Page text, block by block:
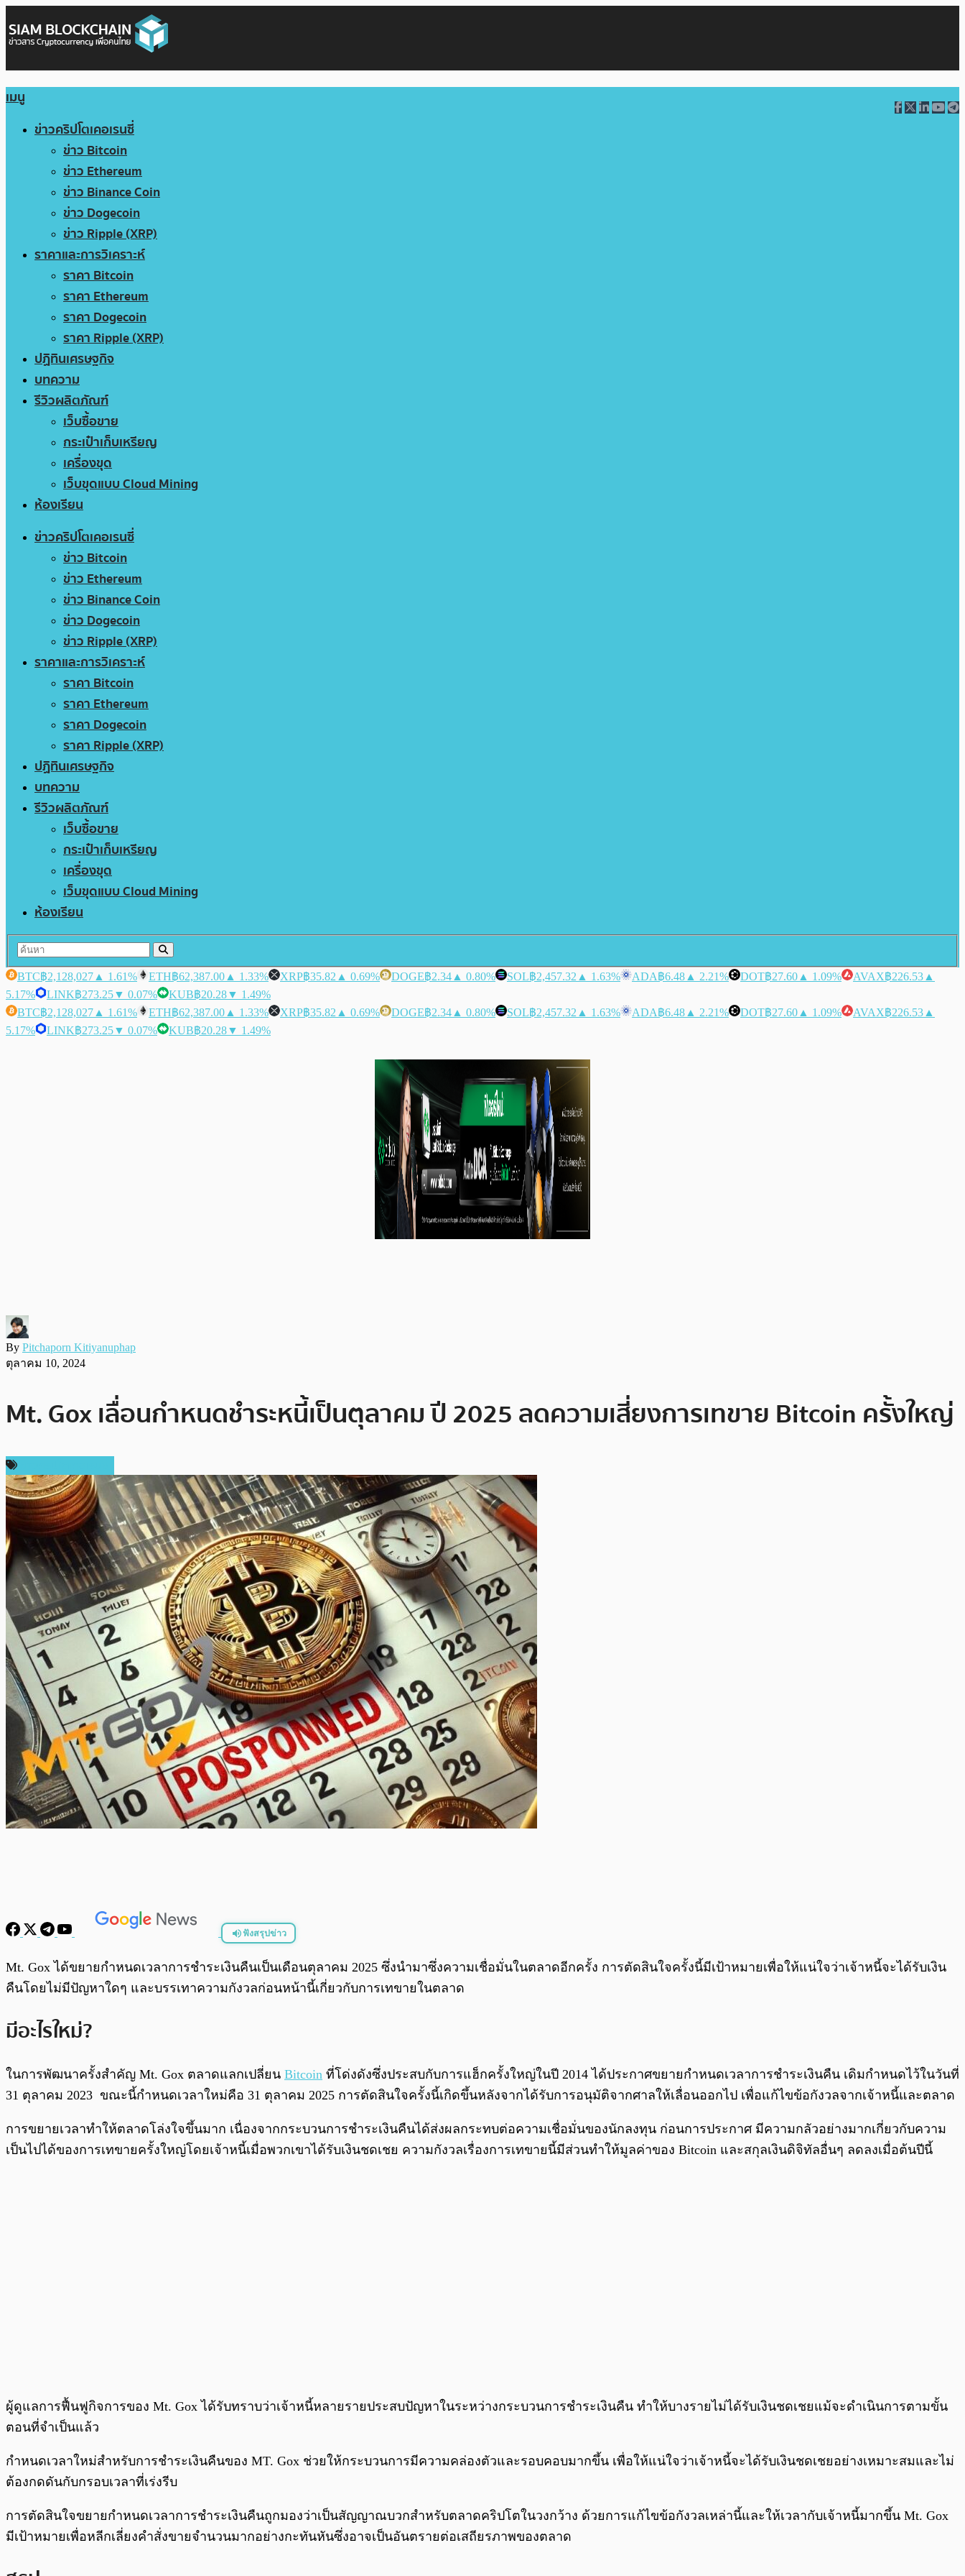
เมนู
ข่าวคริปโตเคอเรนซี่
ข่าว Bitcoin
ข่าว Ethereum
ข่าว Binance Coin
ข่าว Dogecoin
ข่าว Ripple (XRP)
ราคาและการวิเคราะห์
ราคา Bitcoin
ราคา Ethereum
ราคา Dogecoin
ราคา Ripple (XRP)
ปฏิทินเศรษฐกิจ
บทความ
รีวิวผลิตภัณฑ์
เว็บซื้อขาย
กระเป๋าเก็บเหรียญ
เครื่องขุด
เว็บขุดแบบ Cloud Mining
ห้องเรียน
ข่าวคริปโตเคอเรนซี่
ข่าว Bitcoin
ข่าว Ethereum
ข่าว Binance Coin
ข่าว Dogecoin
ข่าว Ripple (XRP)
ราคาและการวิเคราะห์
ราคา Bitcoin
ราคา Ethereum
ราคา Dogecoin
ราคา Ripple (XRP)
ปฏิทินเศรษฐกิจ
บทความ
รีวิวผลิตภัณฑ์
เว็บซื้อขาย
กระเป๋าเก็บเหรียญ
เครื่องขุด
เว็บขุดแบบ Cloud Mining
ห้องเรียน
BTC฿2,128,027 ▲ 1.61% ETH฿62,387.00 ▲ 1.33% XRP฿35.82 ▲ 0.69% DOGE฿2.34 ▲ 0.80% SOL฿2,457.32 ▲ 1.63% ADA฿6.48 ▲ 2.21% DOT฿27.60 ▲ 1.09% AVAX฿226.53 ▲
5.17%
LINK฿273.25▼ 0.07% KUB฿20.28▼ 1.49%
BTC฿2,128,027 ▲ 1.61% ETH฿62,387.00 ▲ 1.33% XRP฿35.82 ▲ 0.69% DOGE฿2.34 ▲ 0.80% SOL฿2,457.32 ▲ 1.63% ADA฿6.48 ▲ 2.21% DOT฿27.60 ▲ 1.09% AVAX฿226.53 ▲
5.17%
LINK฿273.25▼ 0.07% KUB฿20.28▼ 1.49%
By Pitchaporn Kitiyanuphap
ตุลาคม 10, 2024
Mt. Gox เลื่อนกำหนดชำระหนี้เป็นตุลาคม ปี 2025 ลดความเสี่ยงการเทขาย Bitcoin ครั้งใหญ่
ฟังสรุปข่าว
พร้อมเล่น 0:00/ 0:00
Mt. Gox ได้ขยายกำหนดเวลาการชำระเงินคืนเป็นเดือนตุลาคม 2025 ซึ่งนำมาซึ่งความเชื่อมั่นในตลาดอีกครั้ง การตัดสินใจครั้งนี้มีเป้าหมายเพื่อให้แน่ใจว่าเจ้าหนี้จะได้รับเงิน
คืนโดยไม่มีปัญหาใดๆ และบรรเทาความกังวลก่อนหน้านี้เกี่ยวกับการเทขายในตลาด
มีอะไรใหม่?
ในการพัฒนาครั้งสำคัญ Mt. Gox ตลาดแลกเปลี่ยน Bitcoin ที่โด่งดังซึ่งประสบกับการแฮ็กครั้งใหญ่ในปี 2014 ได้ประกาศขยายกำหนดเวลาการชำระเงินคืน เดิมกำหนดไว้ในวันที่
31 ตุลาคม 2023 ขณะนี้กำหนดเวลาใหม่คือ 31 ตุลาคม 2025 การตัดสินใจครั้งนี้เกิดขึ้นหลังจากได้รับการอนุมัติจากศาลให้เลื่อนออกไป เพื่อแก้ไขข้อกังวลจากเจ้าหนี้และตลาด
การขยายเวลาทำให้ตลาดโล่งใจขึ้นมาก เนื่องจากกระบวนการชำระเงินคืนได้ส่งผลกระทบต่อความเชื่อมั่นของนักลงทุน ก่อนการประกาศ มีความกลัวอย่างมากเกี่ยวกับความ
เป็นไปได้ของการเทขายครั้งใหญ่โดยเจ้าหนี้เมื่อพวกเขาได้รับเงินชดเชย ความกังวลเรื่องการเทขายนี้มีส่วนทำให้มูลค่าของ Bitcoin และสกุลเงินดิจิทัลอื่นๆ ลดลงเมื่อต้นปีนี้
ผู้ดูแลการฟื้นฟูกิจการของ Mt. Gox ได้รับทราบว่าเจ้าหนี้หลายรายประสบปัญหาในระหว่างกระบวนการชำระเงินคืน ทำให้บางรายไม่ได้รับเงินชดเชยแม้จะดำเนินการตามขั้น
ตอนที่จำเป็นแล้ว
กำหนดเวลาใหม่สำหรับการชำระเงินคืนของ MT. Gox ช่วยให้กระบวนการมีความคล่องตัวและรอบคอบมากขึ้น เพื่อให้แน่ใจว่าเจ้าหนี้จะได้รับเงินชดเชยอย่างเหมาะสมและไม่
ต้องกดดันกับกรอบเวลาที่เร่งรีบ
การตัดสินใจขยายกำหนดเวลาการชำระเงินคืนถูกมองว่าเป็นสัญญาณบวกสำหรับตลาดคริปโตในวงกว้าง ด้วยการแก้ไขข้อกังวลเหล่านี้และให้เวลากับเจ้าหนี้มากขึ้น Mt. Gox
มีเป้าหมายเพื่อหลีกเลี่ยงคำสั่งขายจำนวนมากอย่างกะทันหันซึ่งอาจเป็นอันตรายต่อเสถียรภาพของตลาด